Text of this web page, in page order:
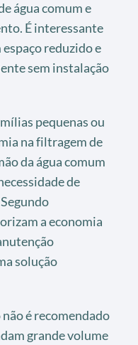
água comum e
É interessante
reduzido e
sem instalação
pequenas ou
na filtragem de
da água comum
de
a economia
solução
é recomendado
grande volume